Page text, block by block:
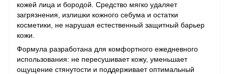
кожей лица и бородой. Средство мягко удаляет
загрязнения, излишки кожного себума и остатки
косметики, не нарушая естественный защитный барьер
кожи.
Формула разработана для комфортного ежедневного
использования: не пересушивает кожу, уменьшает
ощущение стянутости и поддерживает оптимальный